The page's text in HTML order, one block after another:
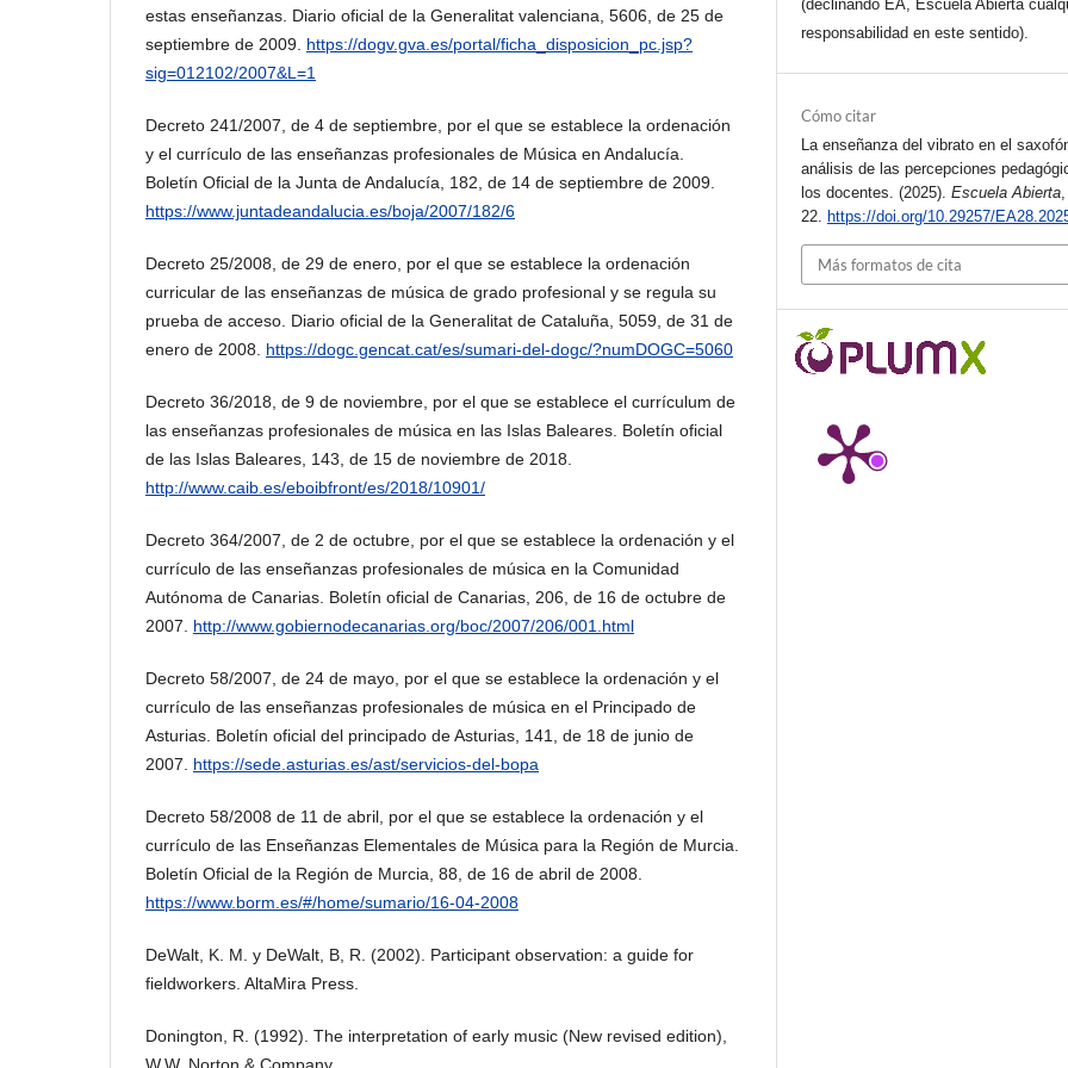
estas enseñanzas. Diario oficial de la Generalitat valenciana, 5606, de 25 de
septiembre de 2009. https://dogv.gva.es/portal/ficha_disposicion_pc.jsp?
sig=012102/2007&L=1
Decreto 241/2007, de 4 de septiembre, por el que se establece la ordenación
y el currículo de las enseñanzas profesionales de Música en Andalucía.
Boletín Oficial de la Junta de Andalucía, 182, de 14 de septiembre de 2009.
https://www.juntadeandalucia.es/boja/2007/182/6
Decreto 25/2008, de 29 de enero, por el que se establece la ordenación
curricular de las enseñanzas de música de grado profesional y se regula su
prueba de acceso. Diario oficial de la Generalitat de Cataluña, 5059, de 31 de
enero de 2008. https://dogc.gencat.cat/es/sumari-del-dogc/?numDOGC=5060
Decreto 36/2018, de 9 de noviembre, por el que se establece el currículum de
las enseñanzas profesionales de música en las Islas Baleares. Boletín oficial
de las Islas Baleares, 143, de 15 de noviembre de 2018.
http://www.caib.es/eboibfront/es/2018/10901/
Decreto 364/2007, de 2 de octubre, por el que se establece la ordenación y el
currículo de las enseñanzas profesionales de música en la Comunidad
Autónoma de Canarias. Boletín oficial de Canarias, 206, de 16 de octubre de
2007. http://www.gobiernodecanarias.org/boc/2007/206/001.html
Decreto 58/2007, de 24 de mayo, por el que se establece la ordenación y el
currículo de las enseñanzas profesionales de música en el Principado de
Asturias. Boletín oficial del principado de Asturias, 141, de 18 de junio de
2007. https://sede.asturias.es/ast/servicios-del-bopa
Decreto 58/2008 de 11 de abril, por el que se establece la ordenación y el
currículo de las Enseñanzas Elementales de Música para la Región de Murcia.
Boletín Oficial de la Región de Murcia, 88, de 16 de abril de 2008.
https://www.borm.es/#/home/sumario/16-04-2008
DeWalt, K. M. y DeWalt, B, R. (2002). Participant observation: a guide for
fieldworkers. AltaMira Press.
Donington, R. (1992). The interpretation of early music (New revised edition),
(declinando EA, Escuela Abierta
responsabilidad en este sentido).
Cómo citar
La enseñanza del vibrato en el
análisis de las percepciones
los docentes. (2025).Escuela Abierta
22.https://doi.org/10.29257/
Más formatos de cita